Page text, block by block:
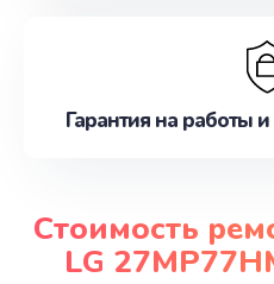
Гарантия на работы
Стоимость
LG